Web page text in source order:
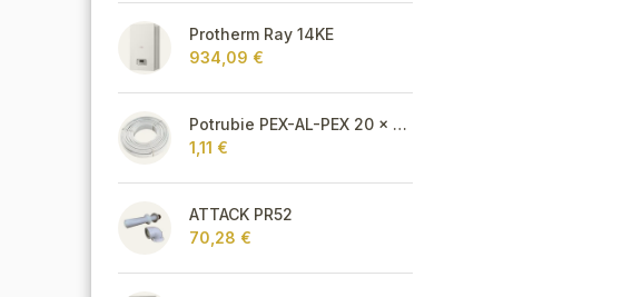
Protherm Ray 14KE
934,09 €
Potrubie PEX-AL-PEX 20 x 2 pre vykurovanie, podlahové kúrenie a vodu
1,11 €
ATTACK PR52
70,28 €